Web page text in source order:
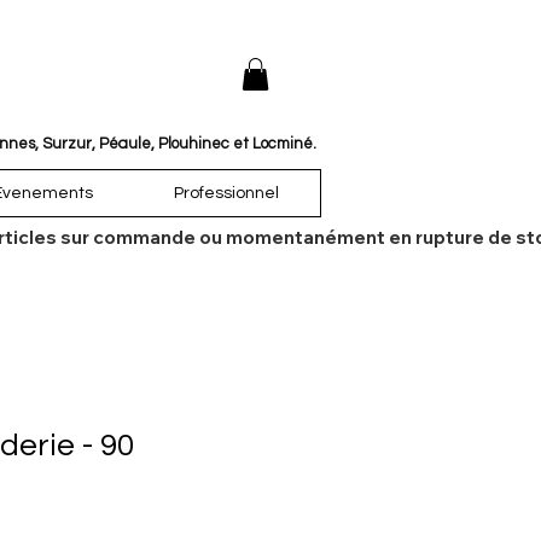
Surzur, Péaule, Plouhinec et Locminé.
Professionnel
sur commande ou momentanément en rupture de
- 90